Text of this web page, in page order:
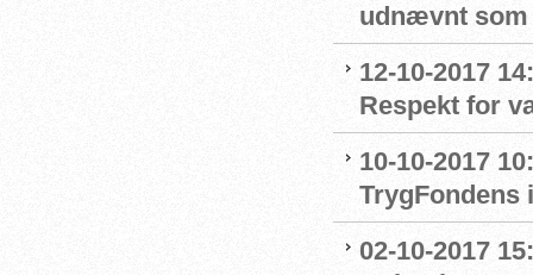
udnævnt som
12-10-2017
Respekt for
10-10-2017
TrygFondens
02-10-2017